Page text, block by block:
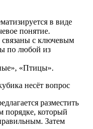
в виде
понятие.
с ключевым
по любой из
«Птицы».
несёт вопрос
разместить
порядке, который
Затем